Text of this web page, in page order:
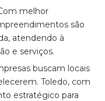
melhor
são
atendendo à
e serviços.
buscam locais
Toledo, com
estratégico para